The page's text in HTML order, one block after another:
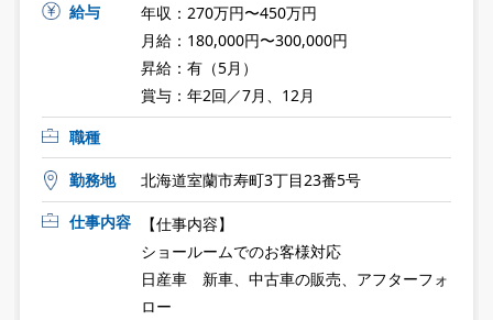
給与
年収：270万円〜450万円
月給：180,000円〜300,000円
昇給：有（5月）
賞与：年2回／7月、12月
職種
勤務地
北海道室蘭市寿町3丁目23番5号
仕事内容
【仕事内容】
ショールームでのお客様対応
日産車 新車、中古車の販売、アフターフォ
ロー